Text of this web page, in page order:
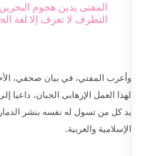
المفتى يدين هجوم
التطرف لا تعرف إلا لغة
وأعرب المفتي، في بيان صحفي،
لهذا العمل الإرهابى الجبان،
يد كل من تسول له نفسه بنشر
الإسلامية والعربية.